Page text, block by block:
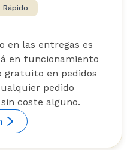
Rápido
en las entregas es
en funcionamiento
gratuito en pedidos
pedido
coste alguno.